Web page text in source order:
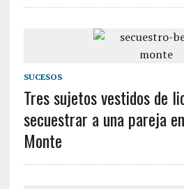
SUCESOS
Tres sujetos vestidos de
secuestrar a una pareja
Monte